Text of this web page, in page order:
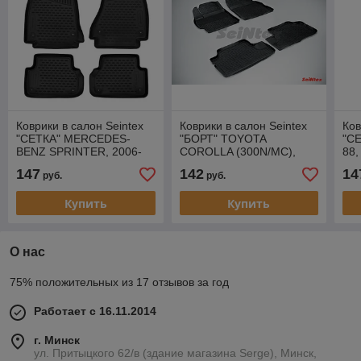
Коврики в салон Seintex
"СЕТКА" MERCEDES-
BENZ SPRINTER, 2006-
147 руб.
Купить
Коврики в салон Seintex
"БОРТ" TOYOTA
COROLLA (300N/MC),
2006-2013, с перемычкой
142руб.
Купить
88,
О нас
75% положительных из 17 отзывов за год
Работает с 16.11.2014
г. Минск
ул. Притыцкого 62/в (здание магазина Serge), Минск,